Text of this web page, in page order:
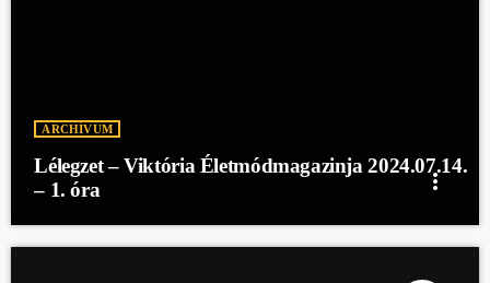
ARCHÍVUM
Lélegzet – Viktória Életmódmagazinja 2024.07.14.
– 1. óra
more_vert